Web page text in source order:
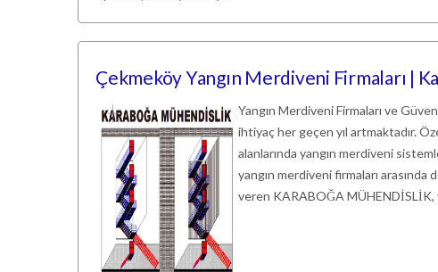
Çekmeköy Yangın Merdiveni Firmaları |
Yangın Merdiveni Firmaları ve
ihtiyaç her geçen yıl artmaktadır.
alanlarında yangın merdiveni
yangın merdiveni firmaları
veren KARABOĞA MÜHENDİSLİK,